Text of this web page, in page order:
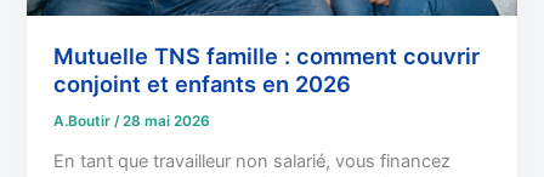
Mutuelle TNS famille : comment couvrir
conjoint et enfants en 2026
A.Boutir/28 mai 2026
En tant que travailleur non salarié, vous financez
en
2026